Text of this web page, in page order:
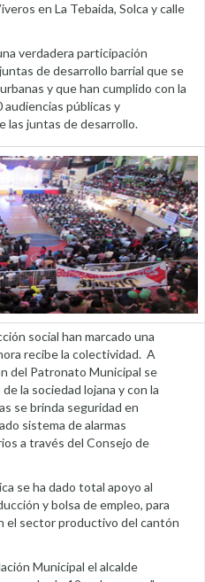
en La Tebaida, Solca y calle
verdadera participación
de desarrollo barrial que se
y que han cumplido con la
audiencias públicas y
las juntas de desarrollo.
social han marcado una
recibe la colectividad. A
del Patronato Municipal se
la sociedad lojana y con la
se brinda seguridad en
sistema de alarmas
a través del Consejo de
se ha dado total apoyo al
y bolsa de empleo, para
el sector productivo del cantón
Municipal el alcalde